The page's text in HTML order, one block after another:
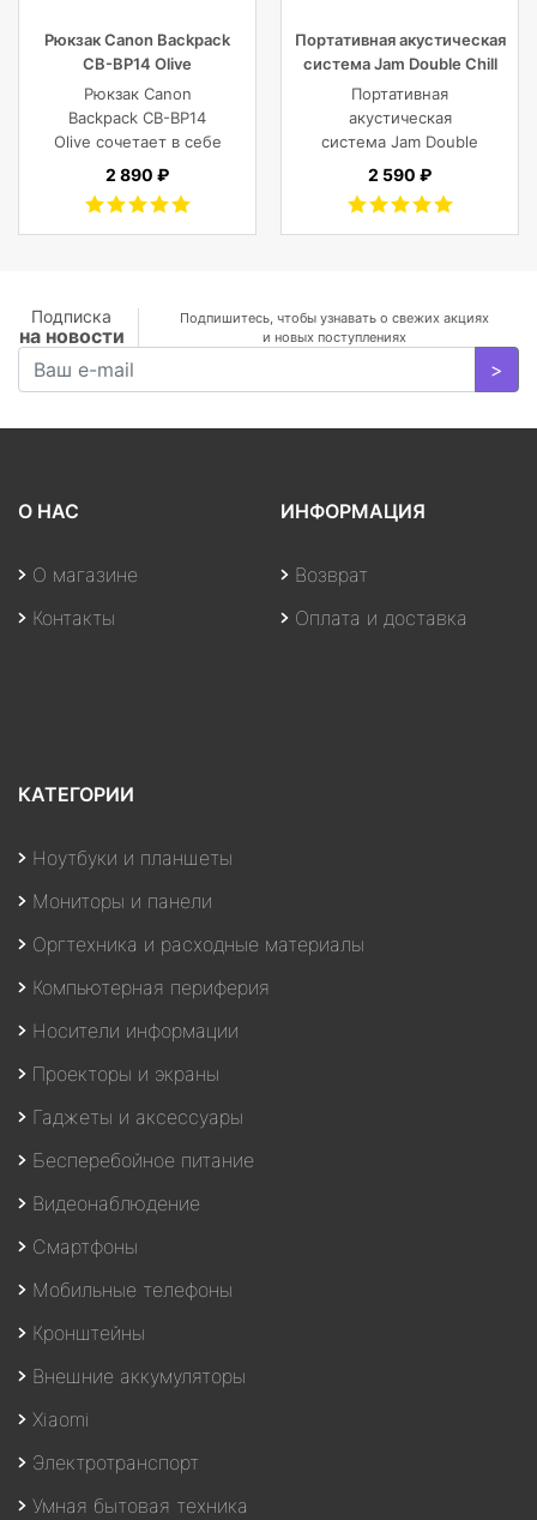
Рюкзак Canon Backpack
CB-BP14 Olive
Рюкзак Canon
Backpack CB-BP14
Olive сочетает в себе
винтажный стиль,
современный
комфорт, и защиту
планшета, ноутбука
или DJI Mavic и пр.
2 890 ₽
Портативная акустическая
система Jam Double Chill
Grey
Портативная
акустическая
система Jam Double
Chill Grey (серый)
2 590 ₽
Подписка
на новости
Подпишитесь, чтобы узнавать о свежих акциях
и новых поступлениях
>
О НАС
О магазине
Контакты
ИНФОРМАЦИЯ
Возврат
Оплата и доставка
КАТЕГОРИИ
Ноутбуки и планшеты
Мониторы и панели
Оргтехника и расходные материалы
Компьютерная периферия
Носители информации
Проекторы и экраны
Гаджеты и аксессуары
Бесперебойное питание
Видеонаблюдение
Смартфоны
Мобильные телефоны
Кронштейны
Внешние аккумуляторы
Xiaomi
Электротранспорт
Умная бытовая техника